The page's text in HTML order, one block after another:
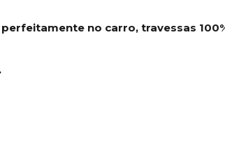
no carro, travessas